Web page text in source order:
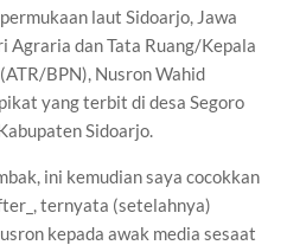
laut Sidoarjo, Jawa
Agraria dan Tata Ruang/Kepala
BPN), Nusron Wahid
yang terbit di desa Segoro
Sidoarjo.
ini kemudian saya cocokkan
ternyata (setelahnya)
kepada awak media sesaat